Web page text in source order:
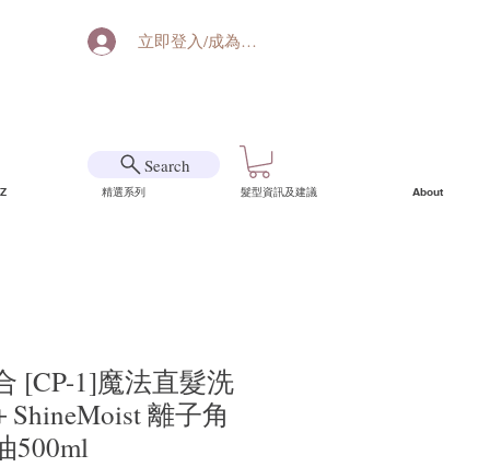
立即登入/成為會員
Search
精選系列 髮型資訊及建議 About
[CP-1]魔法直髮洗
ShineMoist 離子角
500ml